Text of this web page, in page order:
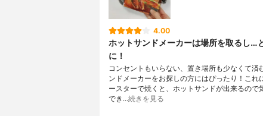
4.00
ホットサンドメーカーは場所を取るし…
に！
コンセントもいらない、置き場所も少なくて済
ンドメーカーをお探しの方にはぴったり！これ
ースターで焼くと、ホットサンドが出来るので
でき…続きを見る